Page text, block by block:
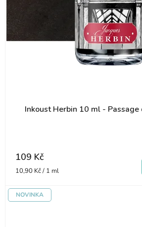
Inkoust Herbin 10 ml - Passage
109 Kč
Měrná
10,90 Kč / 1 ml
NOVINKA